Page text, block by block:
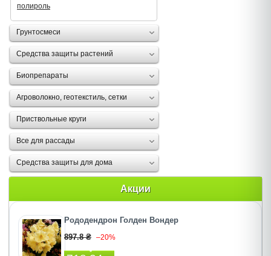
полироль
Грунтосмеси
Средства защиты растений
Биопрепараты
Агроволокно, геотекстиль, сетки
Приствольные круги
Все для рассады
Средства защиты для дома
Акции
Рододендрон Голден Вондер
897.8 ₴ –20%